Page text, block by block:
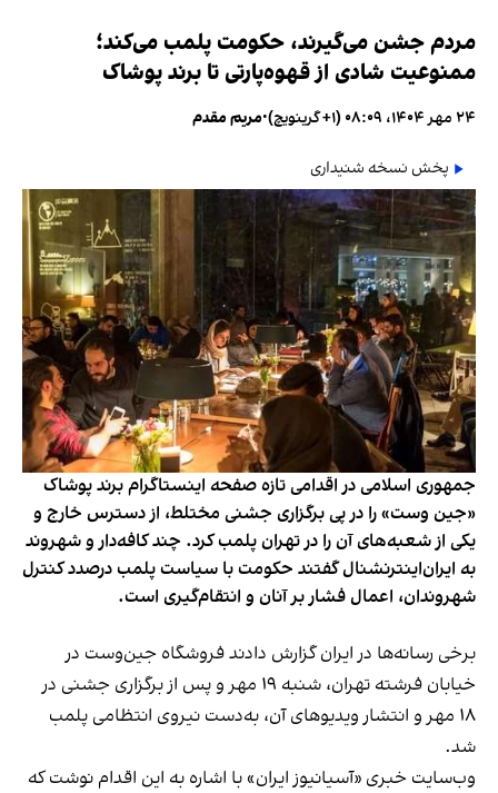
مردم جشن می‌گیرند، حکومت پلمب می‌کند؛
ممنوعیت شادی از قهوه‌پارتی تا برند پوشاک
۲۴ مهر ۱۴۰۴، ۰۸:۰۹ (‎+۱ گرینویچ) •مریم مقدم
پخش نسخه شنیداری
جمهوری اسلامی در اقدامی تازه صفحه اینستاگرام برند پوشاک
«جین وست» را در پی برگزاری جشنی مختلط، از دسترس خارج و
یکی از شعبه‌های آن را در تهران پلمب کرد. چند کافه‌‌دار و شهروند
به ایران‌اینترنشنال گفتند حکومت با سیاست پلمب درصدد کنترل
شهروندان، اعمال فشار بر آنان و انتقام‌گیری است.
برخی رسانه‌ها در ایران گزارش دادند فروشگاه جین‌وست در
خیابان فرشته تهران، شنبه ۱۹ مهر و پس از برگزاری جشنی در
۱۸ مهر و انتشار ویدیوهای آن، به‌دست نیروی انتظامی پلمب
شد.
وب‌سایت خبری «آسیانیوز ایران» با اشاره به این اقدام نوشت که